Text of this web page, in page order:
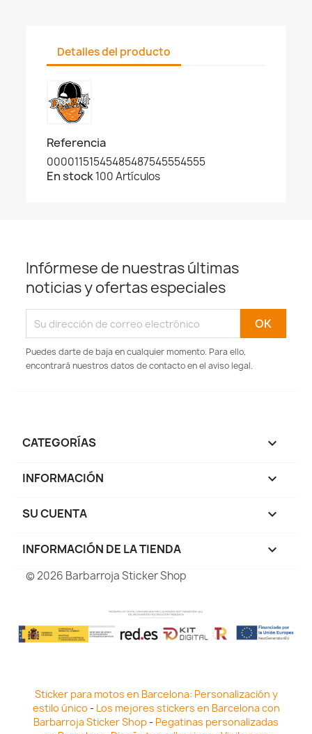
Detalles del producto
Referencia
00001151545485487545554555
En stock100 Artículos
Infórmese de nuestras últimas
noticias y ofertas especiales
Puedes darte de baja en cualquier momento. Para ello,
encontrará nuestros datos de contacto en el aviso legal.
CATEGORÍAS 
INFORMACIÓN 
SU CUENTA 
INFORMACIÓN DE LA TIENDA keyboard_arrow_down
© 2026 Barbarroja Sticker Shop
Sticker para motos en Barcelona: Personalización y
estilo único - Los mejores stickers en Barcelona con
Barbarroja Sticker Shop- Pegatinas personalizadas